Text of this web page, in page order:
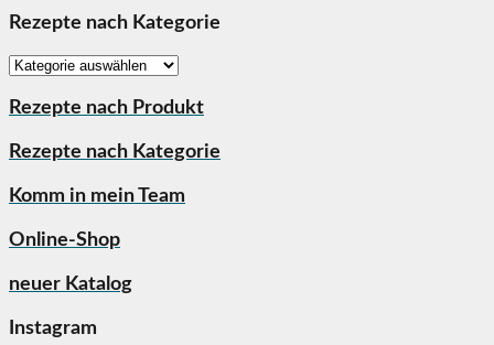
Rezepte nach Kategorie
Rezepte
Kategorie
Rezepte nach Produkt
Rezepte nach Kategorie
Komm in mein Team
Online-Shop
neuer Katalog
Instagram